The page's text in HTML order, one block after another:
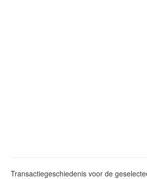
Transactiegeschiedenis voor de